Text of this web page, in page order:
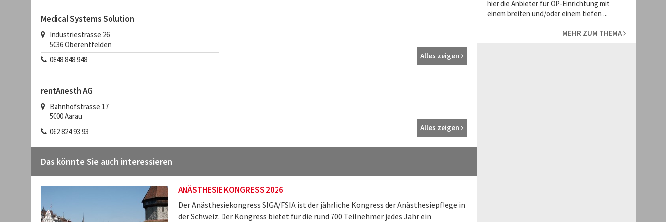
Medical Systems Solution
Industriestrasse 26
5036Oberentfelden
0848 848 948
Alles zeigen
rentAnesth AG
Bahnhofstrasse 17
5000Aarau
062 824 93 93
Alles zeigen
Das könnte Sie auch interessieren
ANÄSTHESIE KONGRESS 2026
Der Anästhesiekongress SIGA/FSIA ist der jährliche Kongress der Anästhesiepflege in
der Schweiz. Der Kongress bietet für die rund 700 Teilnehmer jedes Jahr ein
hier die Anbieter für OP-Einrichtung mit
einem breiten und/oder einem tiefen ...
MEHR ZUM THEMA